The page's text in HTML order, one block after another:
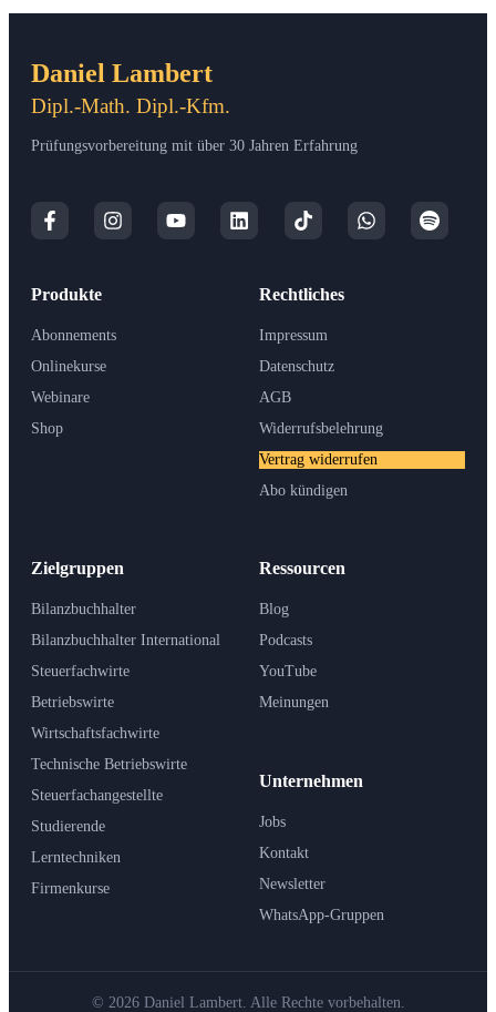
Daniel Lambert
Dipl.-Math. Dipl.-Kfm.
Prüfungsvorbereitung mit über 30 Jahren Erfahrung
Produkte
Abonnements
Onlinekurse
Webinare
Shop
Zielgruppen
Bilanzbuchhalter
Bilanzbuchhalter International
Steuerfachwirte
Betriebswirte
Wirtschaftsfachwirte
Technische Betriebswirte
Steuerfachangestellte
Studierende
Lerntechniken
Firmenkurse
Ressourcen
Blog
Podcasts
YouTube
Meinungen
Unternehmen
Jobs
Kontakt
Newsletter
WhatsApp-Gruppen
Rechtliches
Impressum
Datenschutz
AGB
Widerrufsbelehrung
Vertrag widerrufen
Abo kündigen
© 2026 Daniel Lambert. Alle Rechte vorbehalten.